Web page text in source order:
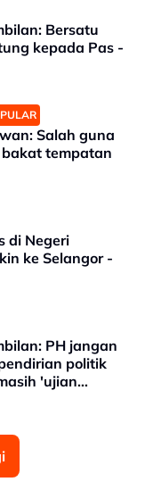
Bersatu
kepada Pas -
Salah guna
tempatan
di Negeri
ke Selangor -
PH jangan
politik
'ujian